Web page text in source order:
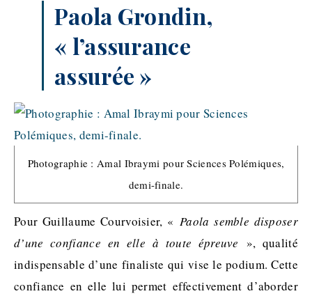
Paola Grondin,
« l’assurance
assurée »
Photographie : Amal Ibraymi pour Sciences Polémiques,
demi-finale.
Pour GuillaumeCourvoisier, «Paola semble disposer
d’une confiance en elle à toute épreuve », qualité
indispensable d’une finaliste qui vise le podium. Cette
confiance en elle lui permet effectivement d’aborder